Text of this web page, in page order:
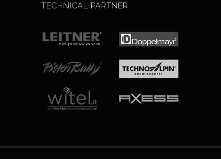
TECHNICAL PARTNER